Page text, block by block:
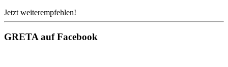
Jetzt weiterempfehlen!
GRETA auf Facebook